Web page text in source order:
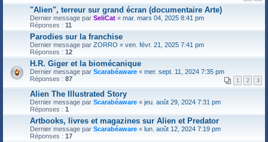
"Alien", terreur sur grand écran (documentaire Arte)
Dernier message par SeliCat « mar. mars 04, 2025 8:41 pm
Réponses : 11
Parodies sur la franchise
Dernier message par ZORRO « ven. févr. 21, 2025 7:41 pm
Réponses : 12
H.R. Giger et la biomécanique
Dernier message par Scarabéaware « mer. sept. 11, 2024 7:35 pm
Réponses : 87 1 2 3
Alien The Illustrated Story
Dernier message par Scarabéaware « jeu. août 29, 2024 7:31 pm
Réponses : 1
Artbooks, livres et magazines sur Alien et Predator
Dernier message par Scarabéaware « lun. août 12, 2024 7:19 pm
Réponses : 17